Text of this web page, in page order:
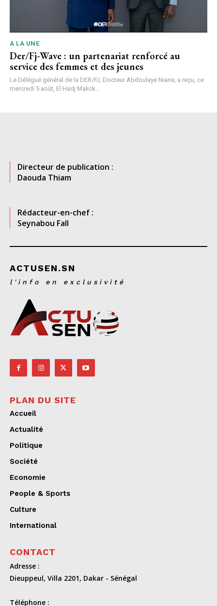
A LA UNE
Der/Fj-Wave : un partenariat renforcé au
service des femmes et des jeunes
Le Délégué général de la DER/FJ, Docteur Abdoulaye Niane, a reçu, ce
mercredi 5 août, El Hadj Malick...
Directeur de publication :
Daouda Thiam
Rédacteur-en-chef :
Seynabou Fall
ACTUSEN.SN
l'info en exclusivité
PLAN DU SITE
Accueil
Actualité
Politique
Société
Economie
People & Sports
Culture
International
CONTACT
Adresse :
Dieuppeul, Villa 2201, Dakar - Sénégal
Téléphone :